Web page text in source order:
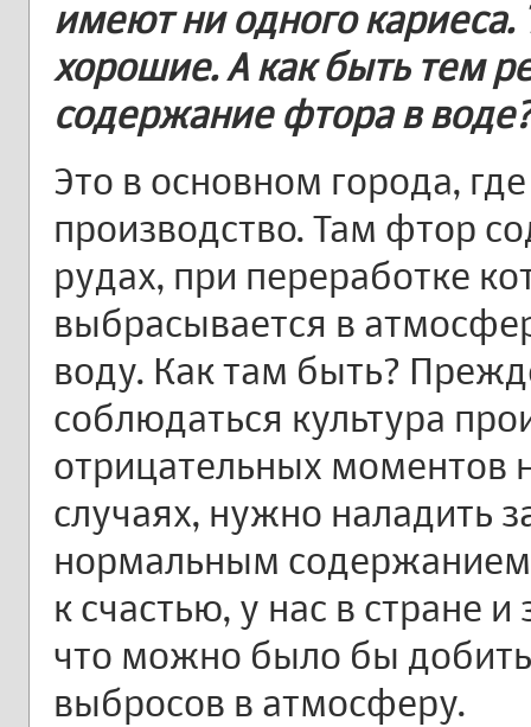
имеют ни одного кариеса.
хорошие. А как быть тем
содержание фтора в воде?
Это в основном города,
производство. Там фтор
рудах, при переработке
выбрасывается в
воду. Как там быть?
соблюдаться культура
отрицательных моментов
случаях, нужно наладить
нормальным содержанием
к счастью, у нас в стране
что можно было бы
выбросов в атмосферу.